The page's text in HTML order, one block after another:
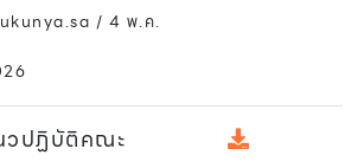
/ 4 พ.ค.
วปฏิบัติคณะ